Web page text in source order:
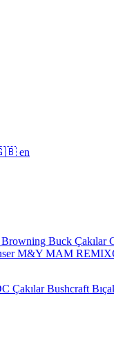
en
Browning Buck Çakılar
M&Y MAM
ÇakılarBushcraft